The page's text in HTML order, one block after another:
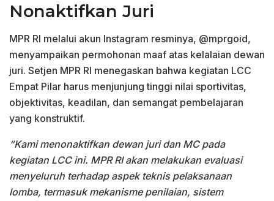
Nonaktifkan Juri
MPR RI melalui akun Instagram resminya, @mprgoid,
menyampaikan permohonan maaf atas kelalaian dewan
juri. Setjen MPR RI menegaskan bahwa kegiatan LCC
Empat Pilar harus menjunjung tinggi nilai sportivitas,
objektivitas, keadilan, dan semangat pembelajaran
yang konstruktif.
“Kami menonaktifkan dewan juri dan MC pada
kegiatan LCC ini. MPR RI akan melakukan evaluasi
menyeluruh terhadap aspek teknis pelaksanaan
lomba, termasuk mekanisme penilaian, sistem